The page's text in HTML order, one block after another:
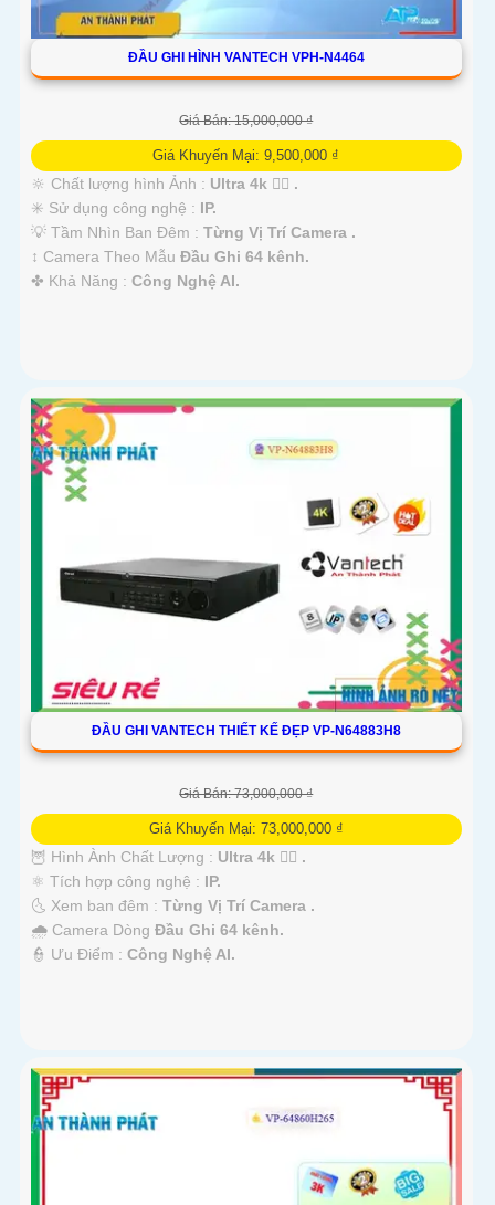
ĐẦU GHI HÌNH VANTECH VPH-N4464
Giá Bán: 15,000,000 ₫
Giá Khuyến Mại: 9,500,000 ₫
🔆 Chất lượng hình Ảnh : Ultra 4k 👍🏾 .
✳️ Sử dụng công nghệ : IP.
💡 Tầm Nhìn Ban Đêm : Từng Vị Trí Camera .
↕️ Camera Theo Mẫu Đầu Ghi 64 kênh.
️✤ Khả Năng : Công Nghệ AI.
ĐẦU GHI VANTECH THIẾT KẾ ĐẸP VP-N64883H8
Giá Bán: 73,000,000 ₫
Giá Khuyến Mại: 73,000,000 ₫
🦉 Hình Ành Chất Lượng : Ultra 4k 👍🏾 .
⚛️ Tích hợp công nghệ : IP.
🌜 Xem ban đêm : Từng Vị Trí Camera .
🌧️ Camera Dòng Đầu Ghi 64 kênh.
️👮 Ưu Điểm : Công Nghệ AI.